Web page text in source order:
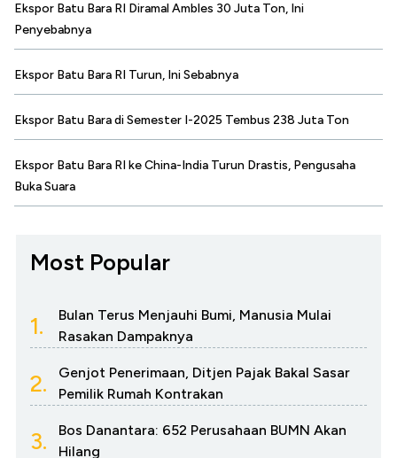
Ekspor Batu Bara RI Diramal Ambles 30 Juta Ton, Ini
Penyebabnya
Ekspor Batu Bara RI Turun, Ini Sebabnya
Ekspor Batu Bara di Semester I-2025 Tembus 238 Juta Ton
Ekspor Batu Bara RI ke China-India Turun Drastis, Pengusaha
Buka Suara
Most Popular
1.
Bulan Terus Menjauhi Bumi, Manusia Mulai
Rasakan Dampaknya
2.
Genjot Penerimaan, Ditjen Pajak Bakal Sasar
Pemilik Rumah Kontrakan
3.
Bos Danantara: 652 Perusahaan BUMN Akan
Hilang